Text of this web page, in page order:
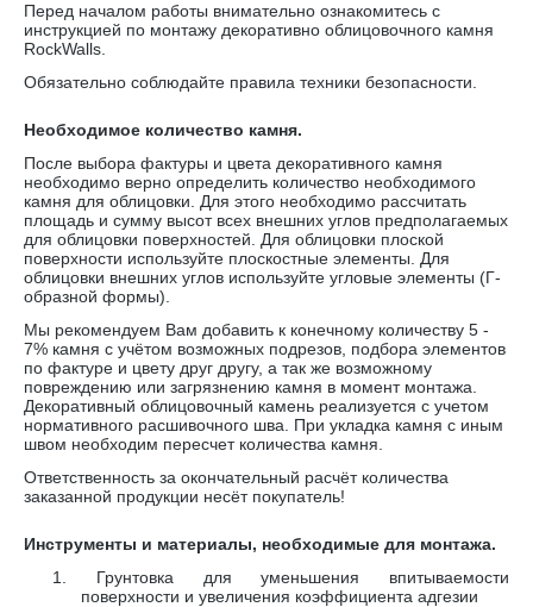
Перед началом работы внимательно ознакомитесь с
инструкцией по монтажу декоративно облицовочного камня
RockWalls
Обязательно соблюдайте правила техники безопасности.
Необходимое количество камня.
После выбора фактуры и цвета декоративного камня
необходимо верно определить количество необходимого
камня для облицовки. Для этого необходимо рассчитать
площадь и сумму высот всех внешних углов предполагаемых
для облицовки поверхностей. Для облицовки плоской
поверхности используйте плоскостные элементы. Для
облицовки внешних углов используйте угловые элементы (Г-
образной формы).
Мы рекомендуем Вам добавить к конечному количеству 5 -
7% камня с учётом возможных подрезов, подбора элементов
по фактуре и цвету друг другу, а так же возможному
повреждению или загрязнению камня в момент монтажа.
Декоративный облицовочный камень реализуется с учетом
нормативного расшивочного шва. При укладка камня с иным
швом необходим пересчет количества камня.
Ответственность за окончательный расчёт количества
заказанной продукции несёт покупатель!
Инструменты и материалы, необходимые для монтажа.
1. Грунтовка для уменьшения впитываемости
поверхности и увеличения коэффициента адгезии